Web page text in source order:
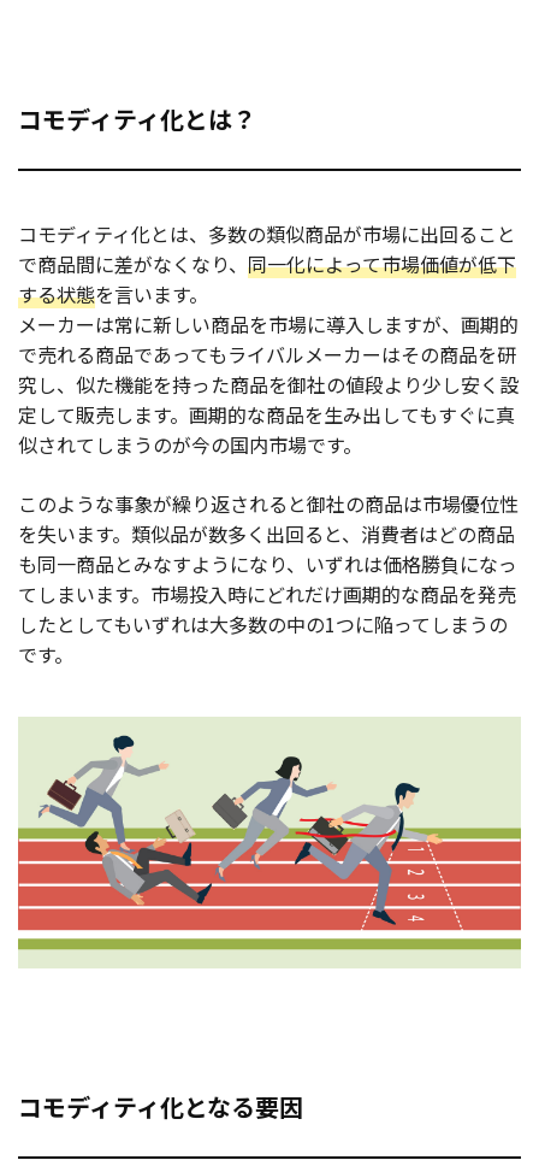
コモディティ化とは？
コモディティ化とは、多数の類似商品が市場に出回ること
で商品間に差がなくなり、 同一化によって市場価値が低下
する状態を言います。
メーカーは常に新しい商品を市場に導入しますが、画期的
で売れる商品であってもライバルメーカーはその商品を研
究し、似た機能を持った商品を御社の値段より少し安く設
定して販売します。画期的な商品を生み出してもすぐに真
似されてしまうのが今の国内市場です。
このような事象が繰り返されると御社の商品は市場優位性
を失います。類似品が数多く出回ると、消費者はどの商品
も同一商品とみなすようになり、いずれは価格勝負になっ
てしまいます。市場投入時にどれだけ画期的な商品を発売
したとしてもいずれは大多数の中の1つに陥ってしまうの
です。
コモディティ化となる要因